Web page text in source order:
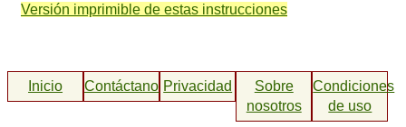
Versión imprimible de estas instrucciones
Inicio ContáctanosPrivacidad
Sobre
nosotros
Condiciones
de uso